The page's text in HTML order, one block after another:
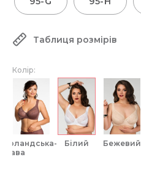
Таблиця розмірів
Колір:
кава
білий бежевий